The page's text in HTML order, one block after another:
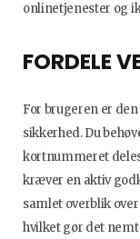
onlinetjenester og
FORDELE
For brugeren er
sikkerhed. Du
kortnummeret
kræver en aktiv
samlet overblik
hvilket gør det nemt